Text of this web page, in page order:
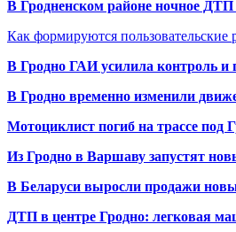
В Гродненском районе ночное
Как формируются
В Гродно ГАИ усилила контроль и
В Гродно временно изменили
Мотоциклист погиб на трассе под
Из Гродно в Варшаву запустят
В Беларуси выросли продажи
ДТП в центре Гродно: легковая